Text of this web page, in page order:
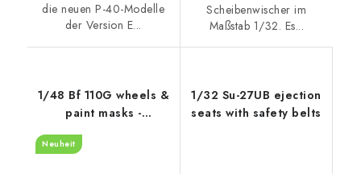
die neuen P-40-Modelle
der Version E...
Scheibenwischer im
Maßstab 1/32. Es...
1/48 Bf 110G wheels &
paint masks -
MONOGRAM
Neuheit
1/32 Su-27UB ejection
seats with safety belts